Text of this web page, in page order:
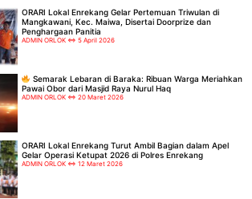
ORARI Lokal Enrekang Gelar Pertemuan Triwulan di
Mangkawani, Kec. Maiwa, Disertai Doorprize dan
Penghargaan Panitia
ADMIN ORLOK 5 April 2026
Semarak Lebaran di Baraka: Ribuan Warga Meriahkan
Pawai Obor dari Masjid Raya Nurul Haq
ADMIN ORLOK 20 Maret 2026
ORARI Lokal Enrekang Turut Ambil Bagian dalam Apel
Gelar Operasi Ketupat 2026 di Polres Enrekang
ADMIN ORLOK 12 Maret 2026